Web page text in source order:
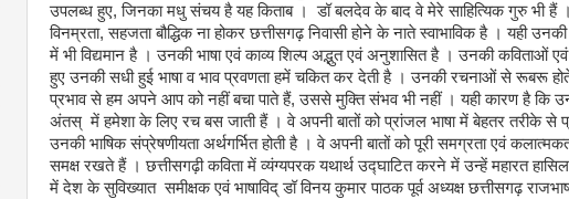
उपलब्ध हुए, जिनका मधु संचय है यह किताब । डॉ बलदेव के बाद वे मेरे साहित्यिक गुरु भी हैं
विनम्रता, सहजता बौद्धिक ना होकर छत्तीसगढ़ निवासी होने के नाते स्वाभाविक है । यही
में भी विद्यमान है । उनकी भाषा एवं काव्य शिल्प अद्भुत एवं अनुशासित है । उनकी
हुए उनकी सधी हुई भाषा व भाव प्रवणता हमें चकित कर देती है । उनकी रचनाओं से रूबरू
प्रभाव से हम अपने आप को नहीं बचा पाते हैं, उससे मुक्ति संभव भी नहीं । यही कारण है कि
अंतस् में हमेशा के लिए रच बस जाती हैं । वे अपनी बातों को प्रांजल भाषा में बेहतर तरीके से
उनकी भाषिक संप्रेषणीयता अर्थगर्भित होती है । वे अपनी बातों को पूरी समग्रता एवं
समक्ष रखते हैं । छत्तीसगढ़ी कविता में व्यंग्यपरक यथार्थ उद्घाटित करने में उन्हें महारत
में देश के सुविख्यात समीक्षक एवं भाषाविद् डॉ विनय कुमार पाठक पूर्व अध्यक्ष छत्तीसगढ़